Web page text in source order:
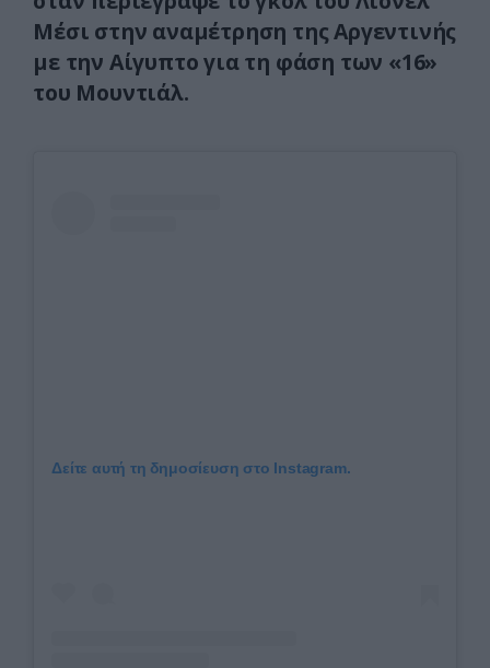
Μέσι στην αναμέτρηση της Αργεντινής
με την Αίγυπτο για τη φάση των «16»
του Μουντιάλ.
Δείτε αυτή τη δημοσίευση στο Instagram.